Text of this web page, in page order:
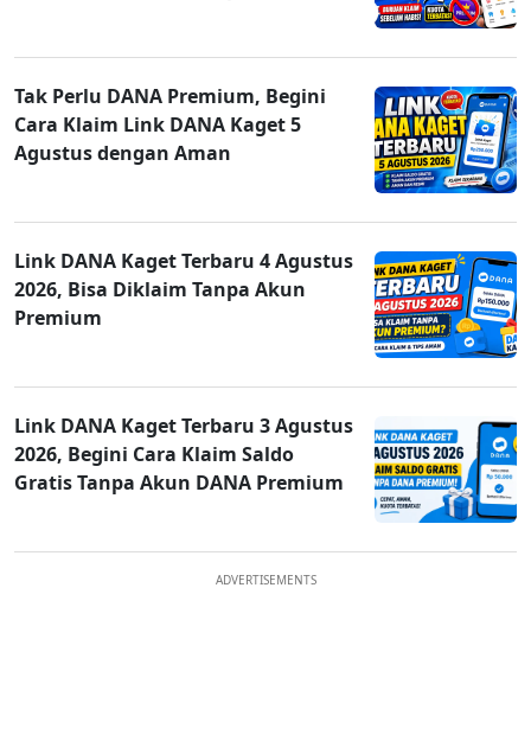
Tak Perlu DANA Premium, Begini
Cara Klaim Link DANA Kaget 5
Agustus dengan Aman
Link DANA Kaget Terbaru 4 Agustus
2026, Bisa Diklaim Tanpa Akun
Premium
Link DANA Kaget Terbaru 3 Agustus
2026, Begini Cara Klaim Saldo
Gratis Tanpa Akun DANA Premium
ADVERTISEMENTS